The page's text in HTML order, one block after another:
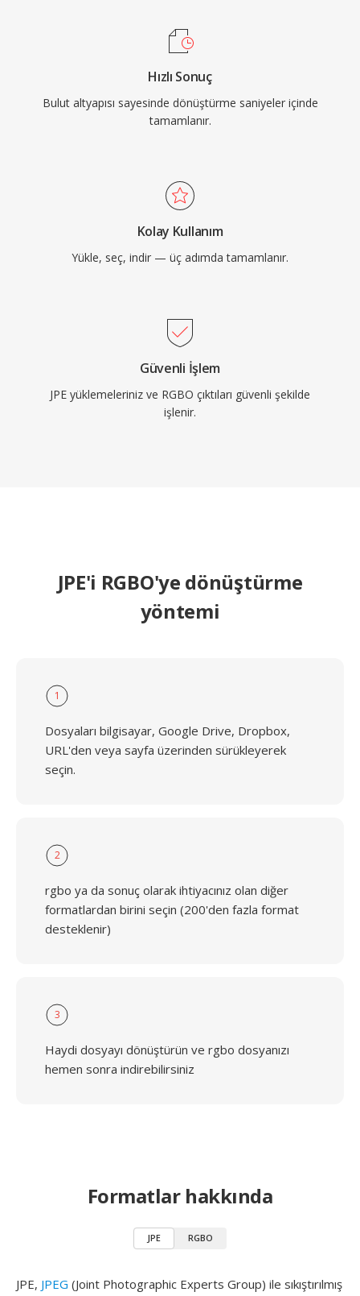
Hızlı Sonuç
Bulut altyapısı sayesinde dönüştürme saniyeler içinde
tamamlanır.
Kolay Kullanım
Yükle, seç, indir — üç adımda tamamlanır.
Güvenli İşlem
JPE yüklemeleriniz ve RGBO çıktıları güvenli şekilde
işlenir.
JPE'i RGBO'ye dönüştürme
yöntemi
1
Dosyaları bilgisayar, Google Drive, Dropbox,
URL'den veya sayfa üzerinden sürükleyerek
seçin.
2
rgbo ya da sonuç olarak ihtiyacınız olan diğer
formatlardan birini seçin (200'den fazla format
desteklenir)
3
Haydi dosyayı dönüştürün ve rgbo dosyanızı
hemen sonra indirebilirsiniz
Formatlar hakkında
JPE RGBO
JPE, JPEG (Joint Photographic Experts Group) ile sıkıştırılmış